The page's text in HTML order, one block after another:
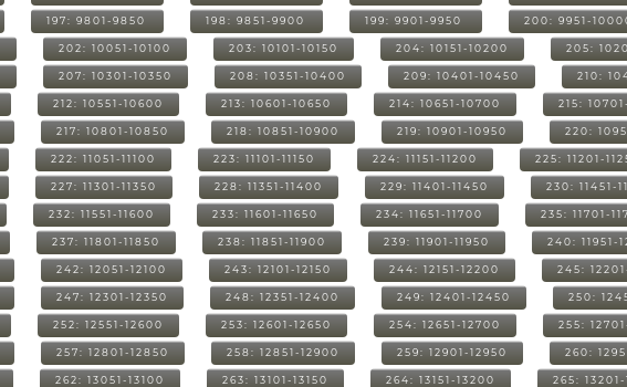
197: 9801-9850 198: 9851-9900 199: 9901-9950 200: 9951-
202: 10051-10100 203: 10101-10150 204: 10151-10200 205:
207: 10301-10350 208: 10351-10400 209: 10401-10450 210:
212: 10551-10600 213: 10601-10650 214: 10651-10700 215:
217: 10801-10850 218: 10851-10900 219: 10901-10950 220:
222: 11051-11100 223: 11101-11150 224: 11151-11200 225: 11201-
227: 11301-11350 228: 11351-11400 229: 11401-11450 230: 11451-
232: 11551-11600 233: 11601-11650 234: 11651-11700 235: 11701-
237: 11801-11850 238: 11851-11900 239: 11901-11950 240: 11951-
242: 12051-12100 243: 12101-12150 244: 12151-12200 245:
247: 12301-12350 248: 12351-12400 249: 12401-12450 250:
252: 12551-12600 253: 12601-12650 254: 12651-12700 255:
257: 12801-12850 258: 12851-12900 259: 12901-12950 260:
262: 13051-13100 263: 13101-13150 264: 13151-13200 265: 13201-